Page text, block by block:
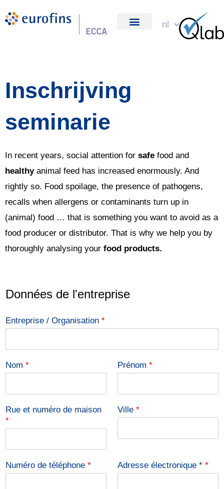
naar
nl
Inschrijving
seminarie
In recent years, social attention for safe food and
healthyanimal feed has increased enormously. And
rightly so. Food spoilage, the presence of pathogens,
recalls when allergens or contaminants turn up in
(animal) food … that is something you want to avoid as a
food producer or distributor. That is why we help you by
thoroughly analysing your food products.
Données de l'entreprise
Entreprise / Organisation *
Nom * Prénom *
Rue et numéro de maison
*
Ville *
Numéro de téléphone * Adresse électronique * *